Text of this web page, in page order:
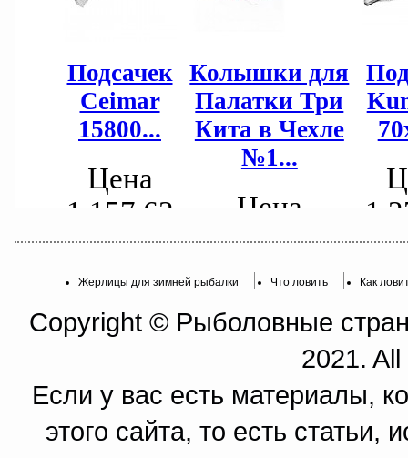
Жерлицы для зимней рыбалки Что ловить Как
Copyright © Рыболовные
2021.
Если у вас есть материалы,
этого сайта, то есть